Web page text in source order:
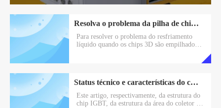
Resolva o problema da pilha de chips 3D e quebre o limite da lei de Moore
Para resolver o problema do resfriamento
líquido quando os chips 3D são empilhados,
aprimorado dentro do chip/inter-chip que
USA um isolante refrigerante dielétrico (em
vez de o
Status técnico e características do chip IGBT de alta potência
Este artigo, respectivamente, da estrutura do
chip IGBT, da estrutura da área do coletor na